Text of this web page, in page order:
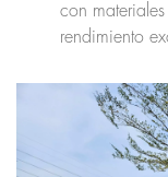
con
rendimiento